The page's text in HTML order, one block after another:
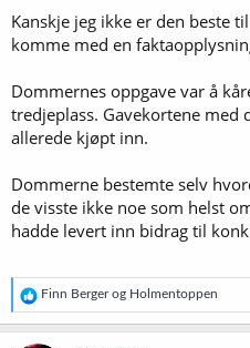
:
Kanskje jeg ikke er den beste
komme med en
Dommernes oppgave var å
tredjeplass. Gavekortene
allerede kjøpt inn.
Dommerne bestemte selv
de visste ikke noe som helst
hadde levert inn bidrag til
R
e
a
k
Finn Bergerog Holmentoppen